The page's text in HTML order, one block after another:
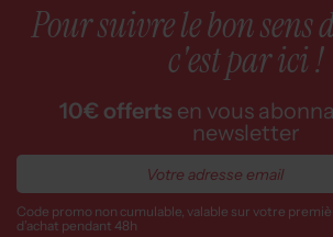
Pour suivre le bon sens
c'est par ici !
10€ offerts en vous
newsletter
Code promo non cumulable, valable sur votre
d’achat pendant 48h